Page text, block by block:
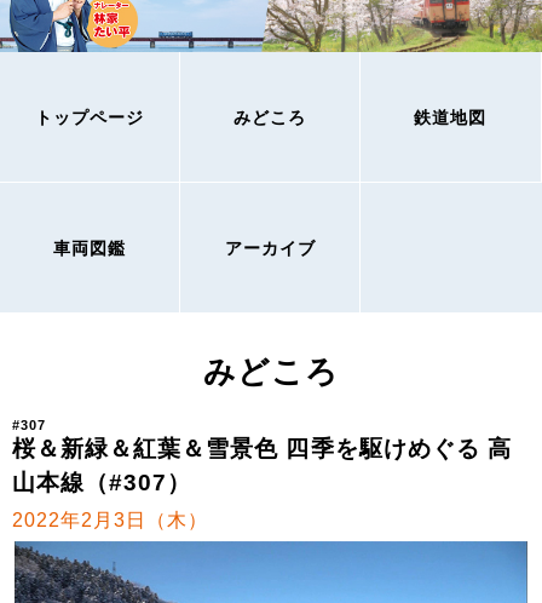
トップページ みどころ 鉄道地図
車両図鑑 アーカイブ
みどころ
#307
桜＆新緑＆紅葉＆雪景色 四季を駆けめぐる 高
山本線（#307）
2022年2月3日（木）